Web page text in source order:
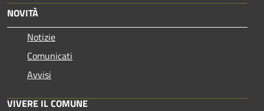
NOVITÀ
Notizie
Comunicati
Avvisi
VIVERE IL COMUNE